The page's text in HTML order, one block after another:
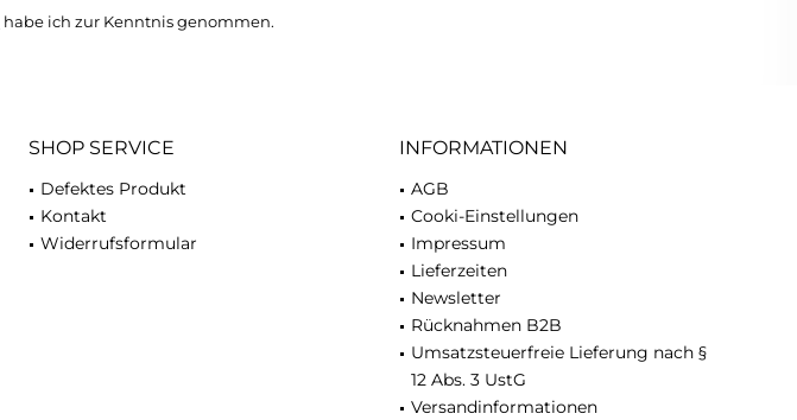
habe ich zur Kenntnis genommen.
SHOP SERVICE
Defektes Produkt
Kontakt
Widerrufsformular
INFORMATIONEN
AGB
Cooki-Einstellungen
Impressum
Lieferzeiten
Newsletter
Rücknahmen B2B
Umsatzsteuerfreie Lieferung nach §
12 Abs. 3 UstG
Versandinformationen